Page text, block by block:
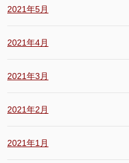
2021年5月
2021年4月
2021年3月
2021年2月
2021年1月